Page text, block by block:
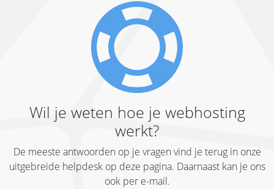
Wil je weten hoe je webhosting
werkt?
De meeste antwoorden op je vragen vind je terug in onze
uitgebreide helpdesk op deze pagina. Daarnaast kan je ons
ook per e-mail.